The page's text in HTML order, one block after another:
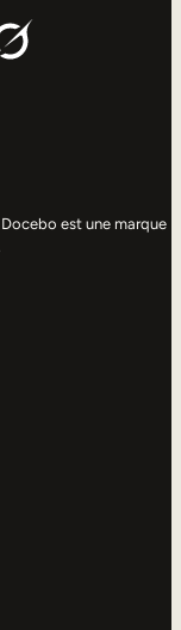
est une marque